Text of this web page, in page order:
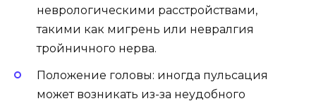
неврологическими расстройствами,
такими как мигрень или невралгия
тройничного нерва.
Положение головы: иногда пульсация
может возникать из-за неудобного